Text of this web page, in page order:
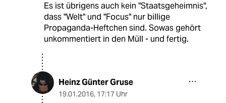
Es ist übrigens auch kein "Staatsgeheimnis",
dass "Welt" und "Focus" nur billige
Propaganda-Heftchen sind. Sowas gehört
unkommentiert in den Müll - und fertig.
Heinz Günter Gruse
19.01.2016, 17:17 Uhr